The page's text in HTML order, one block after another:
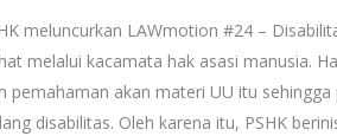
meluncurkan LAWmotion #24 –
melalui kacamata hak asasi manusia.
pemahaman akan materi UU itu
disabilitas. Oleh karena itu, PSHK